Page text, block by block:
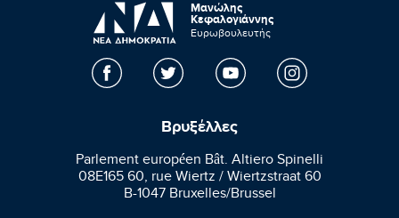
Μανώλης
Κεφαλογιάννης
Ευρωβουλευτής
Βρυξέλλες
Parlement européen Bât. Altiero Spinelli
08E165 60, rue Wiertz / Wiertzstraat 60
B-1047 Bruxelles/Brussel